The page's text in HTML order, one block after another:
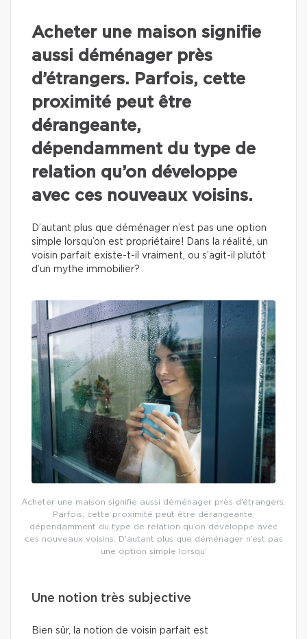
Acheter une maison signifie
aussi déménager près
d’étrangers. Parfois, cette
proximité peut être
dérangeante,
dépendamment du type de
relation qu’on développe
avec ces nouveaux voisins.
D’autant plus que déménager n’est pas une option
simple lorsqu’on est propriétaire! Dans la réalité, un
voisin parfait existe-t-il vraiment, ou s’agit-il plutôt
d’un mythe immobilier?
Acheter une maison signifie aussi déménager près d’étrangers.
Parfois, cette proximité peut être dérangeante,
dépendamment du type de relation qu’on développe avec
ces nouveaux voisins. D’autant plus que déménager n’est pas
une option simple lorsqu’
Une notion très subjective
Bien sûr, la notion de voisin parfait est